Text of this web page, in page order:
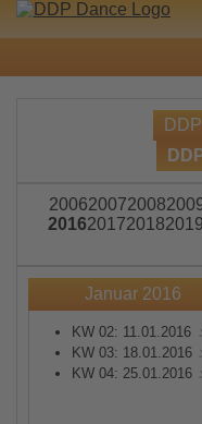
200620072008
2016201720182019
Januar 2016
KW 02: 11.01.2016
KW 03: 18.01.2016
KW 04: 25.01.2016